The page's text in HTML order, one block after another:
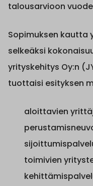
talousarvioon
Sopimuksen kautta
selkeäksi
yrityskehitys Oy:n
tuottaisi esityksen
aloittavien
toimivien